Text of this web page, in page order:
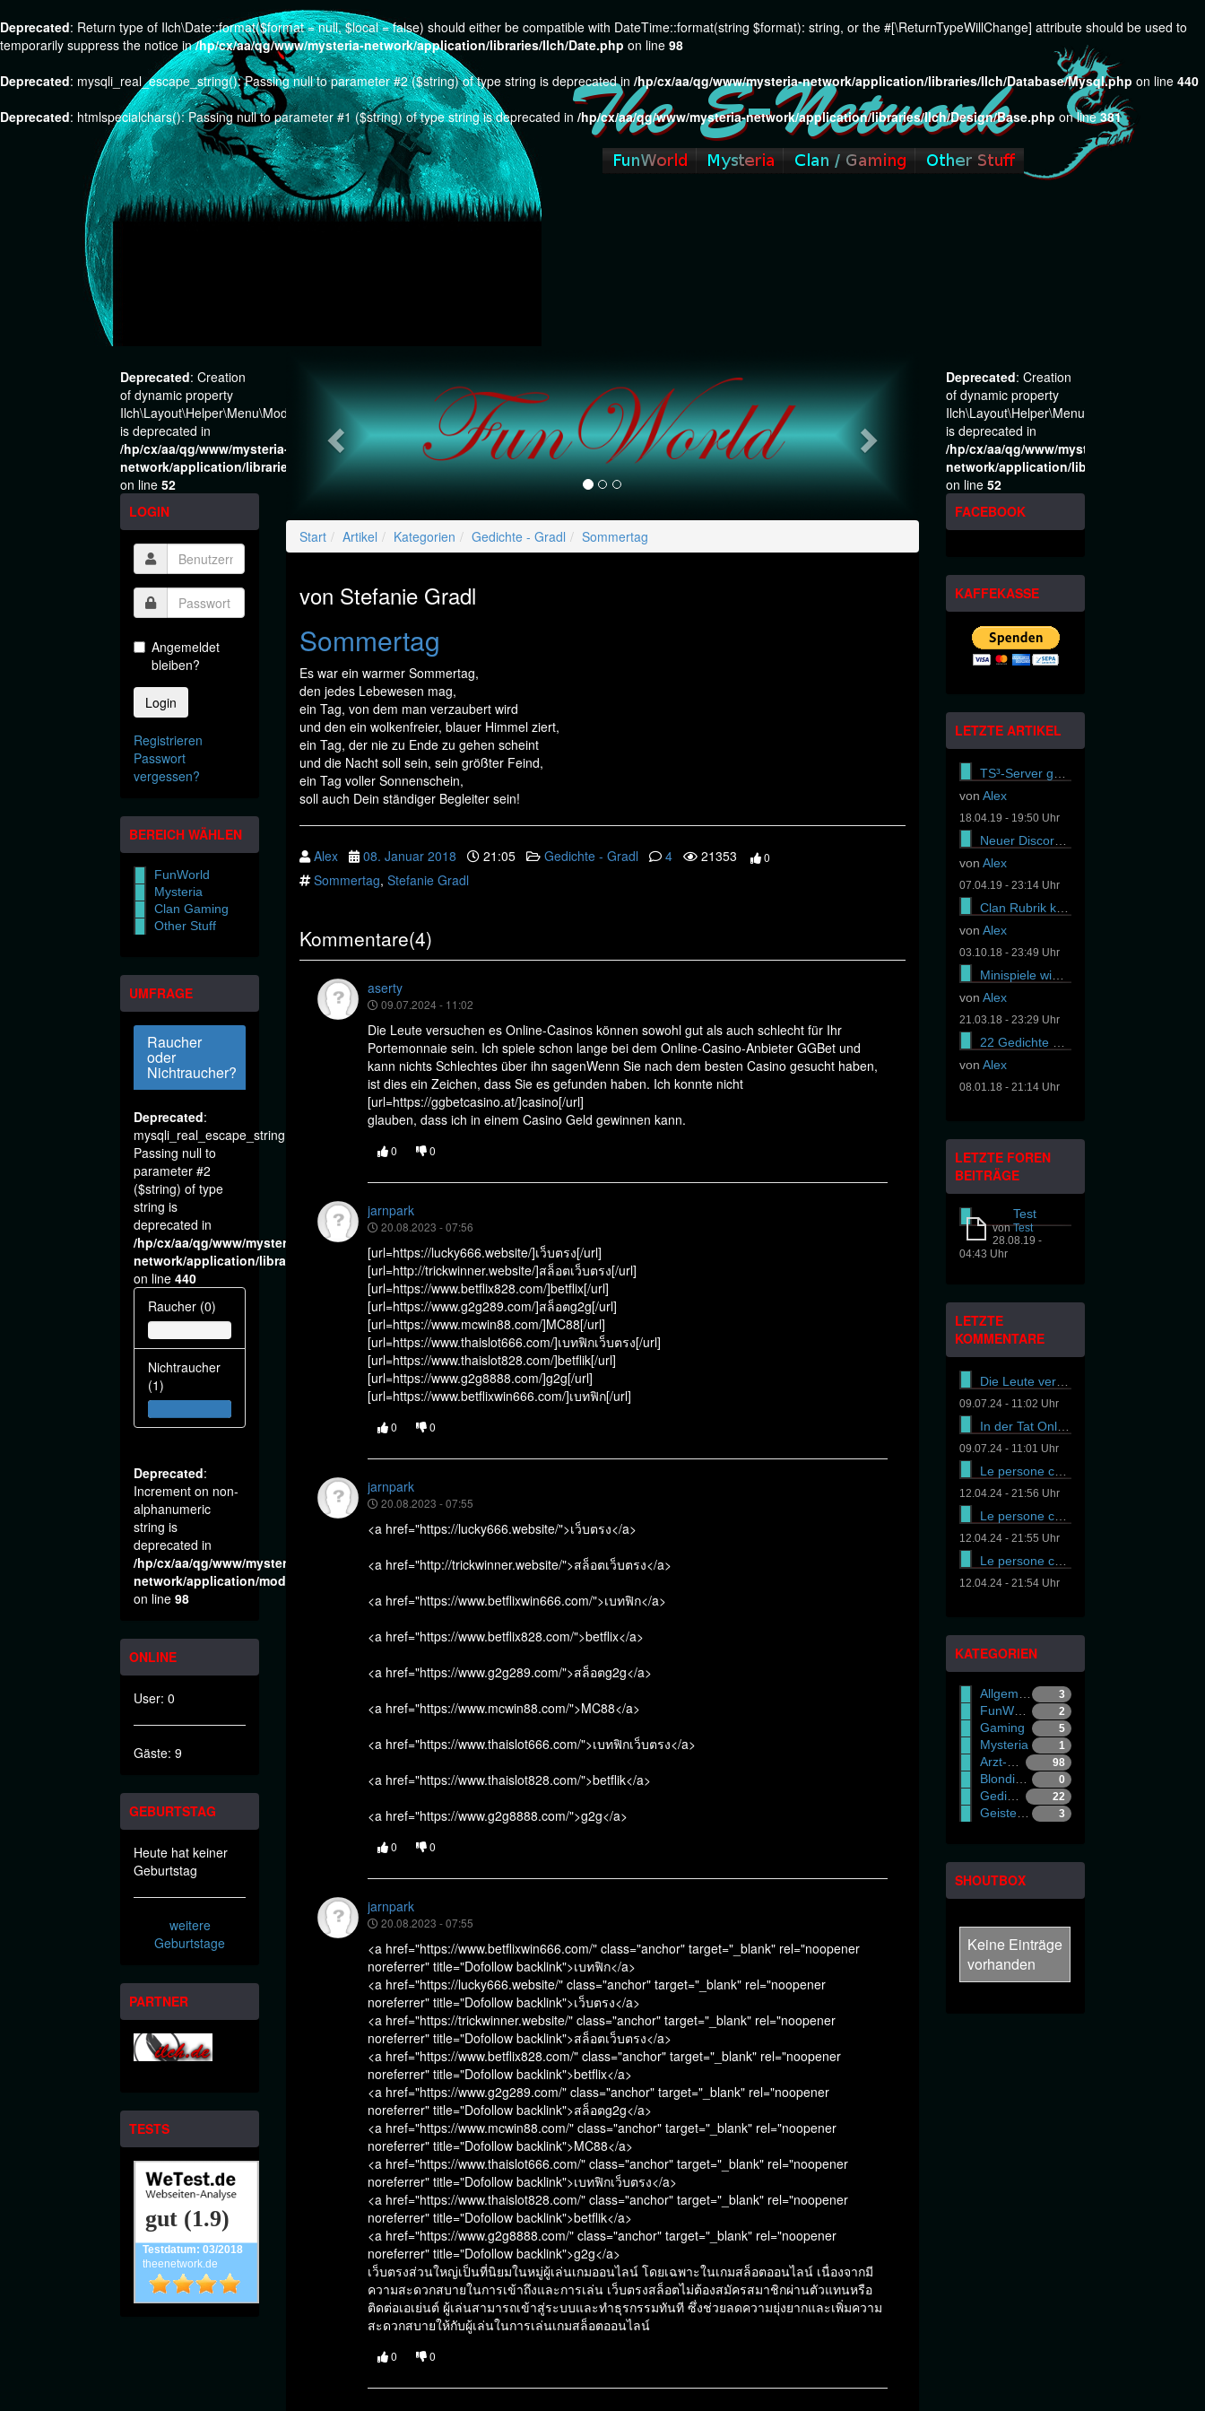
Deprecated: Return type of Ilch\Date::format($format = null, $local = false) should either be compatible with DateTime::format(string $format): string, or the #[\ReturnTypeWillChange] attribute should be used to
temporarily suppress the notice in/hp/cx/aa/qg/www/mysteria-network/application/libraries/Ilch/Date.php on line 98
Deprecated: mysqli_real_escape_string(): Passing null to parameter #2 ($string) of type string is deprecated in /hp/cx/aa/qg/www/mysteria-network/application/libraries/Ilch/Database/Mysql.php on line 440
Deprecated: htmlspecialchars(): Passing null to parameter #1 ($string) of type string is deprecated in /hp/cx/aa/qg/www/mysteria-network/application/libraries/Ilch/Design/Base.php on line381
Deprecated: Creation
of dynamic property
Ilch\Layout\Helper\Menu\Model::$layout
is deprecated in
/hp/cx/aa/qg/www/mysteria-
network/application/libraries/Ilch/Layout/Helper/Menu/Model.php
on line52
LOGIN
Angemeldet
bleiben?
Login
Registrieren
Passwort
vergessen?
BEREICH WÄHLEN
FunWorld
Mysteria
Clan Gaming
Other Stuff
UMFRAGE
Raucher
oder
Nichtraucher?
Deprecated:
mysqli_real_escape_string():
Passing null to
parameter #2
($string) of type
string is
deprecated in
/hp/cx/aa/qg/www/mysteria-
network/application/libraries/Ilch/Database/Mysql.php
on line440
Raucher (0)
Nichtraucher
(1)
Deprecated:
Increment on non-
alphanumeric
string is
deprecated in
/hp/cx/aa/qg/www/mysteria-
network/application/modules/vote/boxes/views/vote.php
on line98
ONLINE
User: 0
Gäste: 9
GEBURTSTAG
Heute hat keiner
Geburtstag
weitere
Geburtstage
PARTNER
TESTS
gut (1.9)
Testdatum: 03/2018
theenetwork.de
Start Artikel Kategorien Gedichte - Gradl Sommertag
von Stefanie Gradl
Sommertag
Es war ein warmer Sommertag,
den jedes Lebewesen mag,
ein Tag, von dem man verzaubert wird
und den ein wolkenfreier, blauer Himmel ziert,
ein Tag, der nie zu Ende zu gehen scheint
und die Nacht soll sein, sein größter Feind,
ein Tag voller Sonnenschein,
soll auch Dein ständiger Begleiter sein!
Alex 08. Januar 2018 21:05 Gedichte - Gradl 4 21353 0
Sommertag, Stefanie Gradl
Kommentare(4)
aserty
09.07.2024 - 11:02
Die Leute versuchen es Online-Casinos können sowohl gut als auch schlecht für Ihr
Portemonnaie sein. Ich spiele schon lange bei dem Online-Casino-Anbieter GGBet und
kann nichts Schlechtes über ihn sagenWenn Sie nach dem besten Casino gesucht haben,
ist dies ein Zeichen, dass Sie es gefunden haben. Ich konnte nicht
[url=https://ggbetcasino.at/]casino[/url]
glauben, dass ich in einem Casino Geld gewinnen kann.
0 0
jarnpark
20.08.2023 - 07:56
[url=https://lucky666.website/]เว็บตรง[/url]
[url=http://trickwinner.website/]สล็อตเว็บตรง[/url]
[url=https://www.betflix828.com/]betflix[/url]
[url=https://www.g2g289.com/]สล็อตg2g[/url]
[url=https://www.mcwin88.com/]MC88[/url]
[url=https://www.thaislot666.com/]เบทฟิกเว็บตรง[/url]
[url=https://www.thaislot828.com/]betflik[/url]
[url=https://www.g2g8888.com/]g2g[/url]
[url=https://www.betflixwin666.com/]เบทฟิก[/url]
0 0
jarnpark
20.08.2023 - 07:55
<a href="https://lucky666.website/">เว็บตรง</a>
<a href="http://trickwinner.website/">สล็อตเว็บตรง</a>
<a href="https://www.betflixwin666.com/">เบทฟิก</a>
<a href="https://www.betflix828.com/">betflix</a>
<a href="https://www.g2g289.com/">สล็อตg2g</a>
<a href="https://www.mcwin88.com/">MC88</a>
<a href="https://www.thaislot666.com/">เบทฟิกเว็บตรง</a>
<a href="https://www.thaislot828.com/">betflik</a>
<a href="https://www.g2g8888.com/">g2g</a>
0 0
jarnpark
20.08.2023 - 07:55
<a href="https://www.betflixwin666.com/" class="anchor" target="_blank" rel="noopener
noreferrer" title="Dofollow backlink">เบทฟิก</a>
<a href="https://lucky666.website/" class="anchor" target="_blank" rel="noopener
noreferrer" title="Dofollow backlink">เว็บตรง</a>
<a href="https://trickwinner.website/" class="anchor" target="_blank" rel="noopener
noreferrer" title="Dofollow backlink">สล็อตเว็บตรง</a>
<a href="https://www.betflix828.com/" class="anchor" target="_blank" rel="noopener
noreferrer" title="Dofollow backlink">betflix</a>
<a href="https://www.g2g289.com/" class="anchor" target="_blank" rel="noopener
noreferrer" title="Dofollow backlink">สล็อตg2g</a>
<a href="https://www.mcwin88.com/" class="anchor" target="_blank" rel="noopener
noreferrer" title="Dofollow backlink">MC88</a>
<a href="https://www.thaislot666.com/" class="anchor" target="_blank" rel="noopener
noreferrer" title="Dofollow backlink">เบทฟิกเว็บตรง</a>
<a href="https://www.thaislot828.com/" class="anchor" target="_blank" rel="noopener
noreferrer" title="Dofollow backlink">betflik</a>
<a href="https://www.g2g8888.com/" class="anchor" target="_blank" rel="noopener
noreferrer" title="Dofollow backlink">g2g</a>
เว็บตรงส่วนใหญ่เป็นที่นิยมในหมู่ผู้เล่นเกมออนไลน์ โดยเฉพาะในเกมสล็อตออนไลน์ เนื่องจากมี
ความสะดวกสบายในการเข้าถึงและการเล่น เว็บตรงสล็อตไม่ต้องสมัครสมาชิกผ่านตัวแทนหรือ
ติดต่อเอเย่นต์ ผู้เล่นสามารถเข้าสู่ระบบและทำธุรกรรมทันที ซึ่งช่วยลดความยุ่งยากและเพิ่มความ
สะดวกสบายให้กับผู้เล่นในการเล่นเกมสล็อตออนไลน์
0 0
Deprecated: Creation
of dynamic property
Ilch\Layout\Helper\Menu\Model::$layout
is deprecated in
/hp/cx/aa/qg/www/mysteria-
network/application/libraries/Ilch/Layout/
on line52
FACEBOOK
KAFFEKASSE
LETZTE ARTIKEL
vonAlex
18.04.19 - 19:50 Uhr
vonAlex
07.04.19 - 23:14 Uhr
vonAlex
03.10.18 - 23:49 Uhr
vonAlex
21.03.18 - 23:29 Uhr
vonAlex
08.01.18 - 21:14 Uhr
LETZTE FOREN
BEITRÄGE
Test
vonTest
28.08.19 -
04:43 Uhr
LETZTE
KOMMENTARE
09.07.24 - 11:02 Uhr
09.07.24 - 11:01 Uhr
12.04.24 - 21:56 Uhr
12.04.24 - 21:55 Uhr
12.04.24 - 21:54 Uhr
KATEGORIEN
3
2
Gaming 5
Mysteria 1
98
0
22
3
SHOUTBOX
Keine Einträge
vorhanden